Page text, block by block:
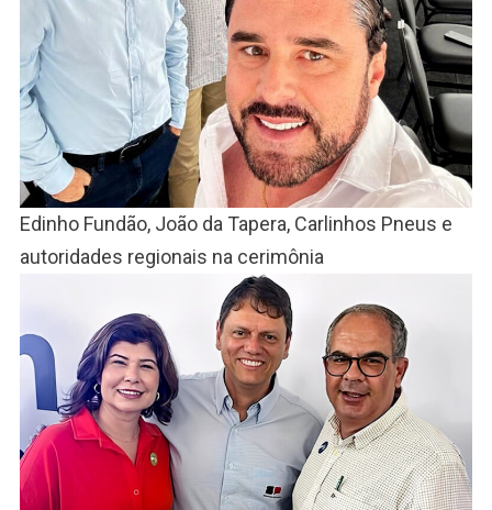
Edinho Fundão, João da Tapera, Carlinhos Pneus e
autoridades regionais na cerimônia